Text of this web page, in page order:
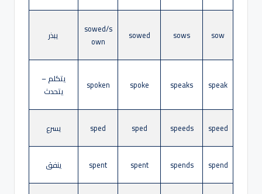
sow
sows
sowed
sowed/s
own
يبذر
speak
speaks
spoke
spoken
يتكلم –
يتحدث
speed
speeds
sped
sped يسرع
spend
spends
spent
spent ينفق